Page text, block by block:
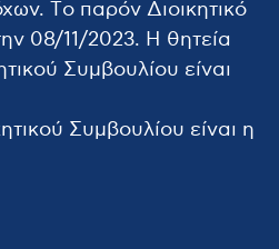
Tο παρόν Διοικητικό
08/11/2023. Η θητεία
Συμβουλίου είναι
Συμβουλίου είναι η